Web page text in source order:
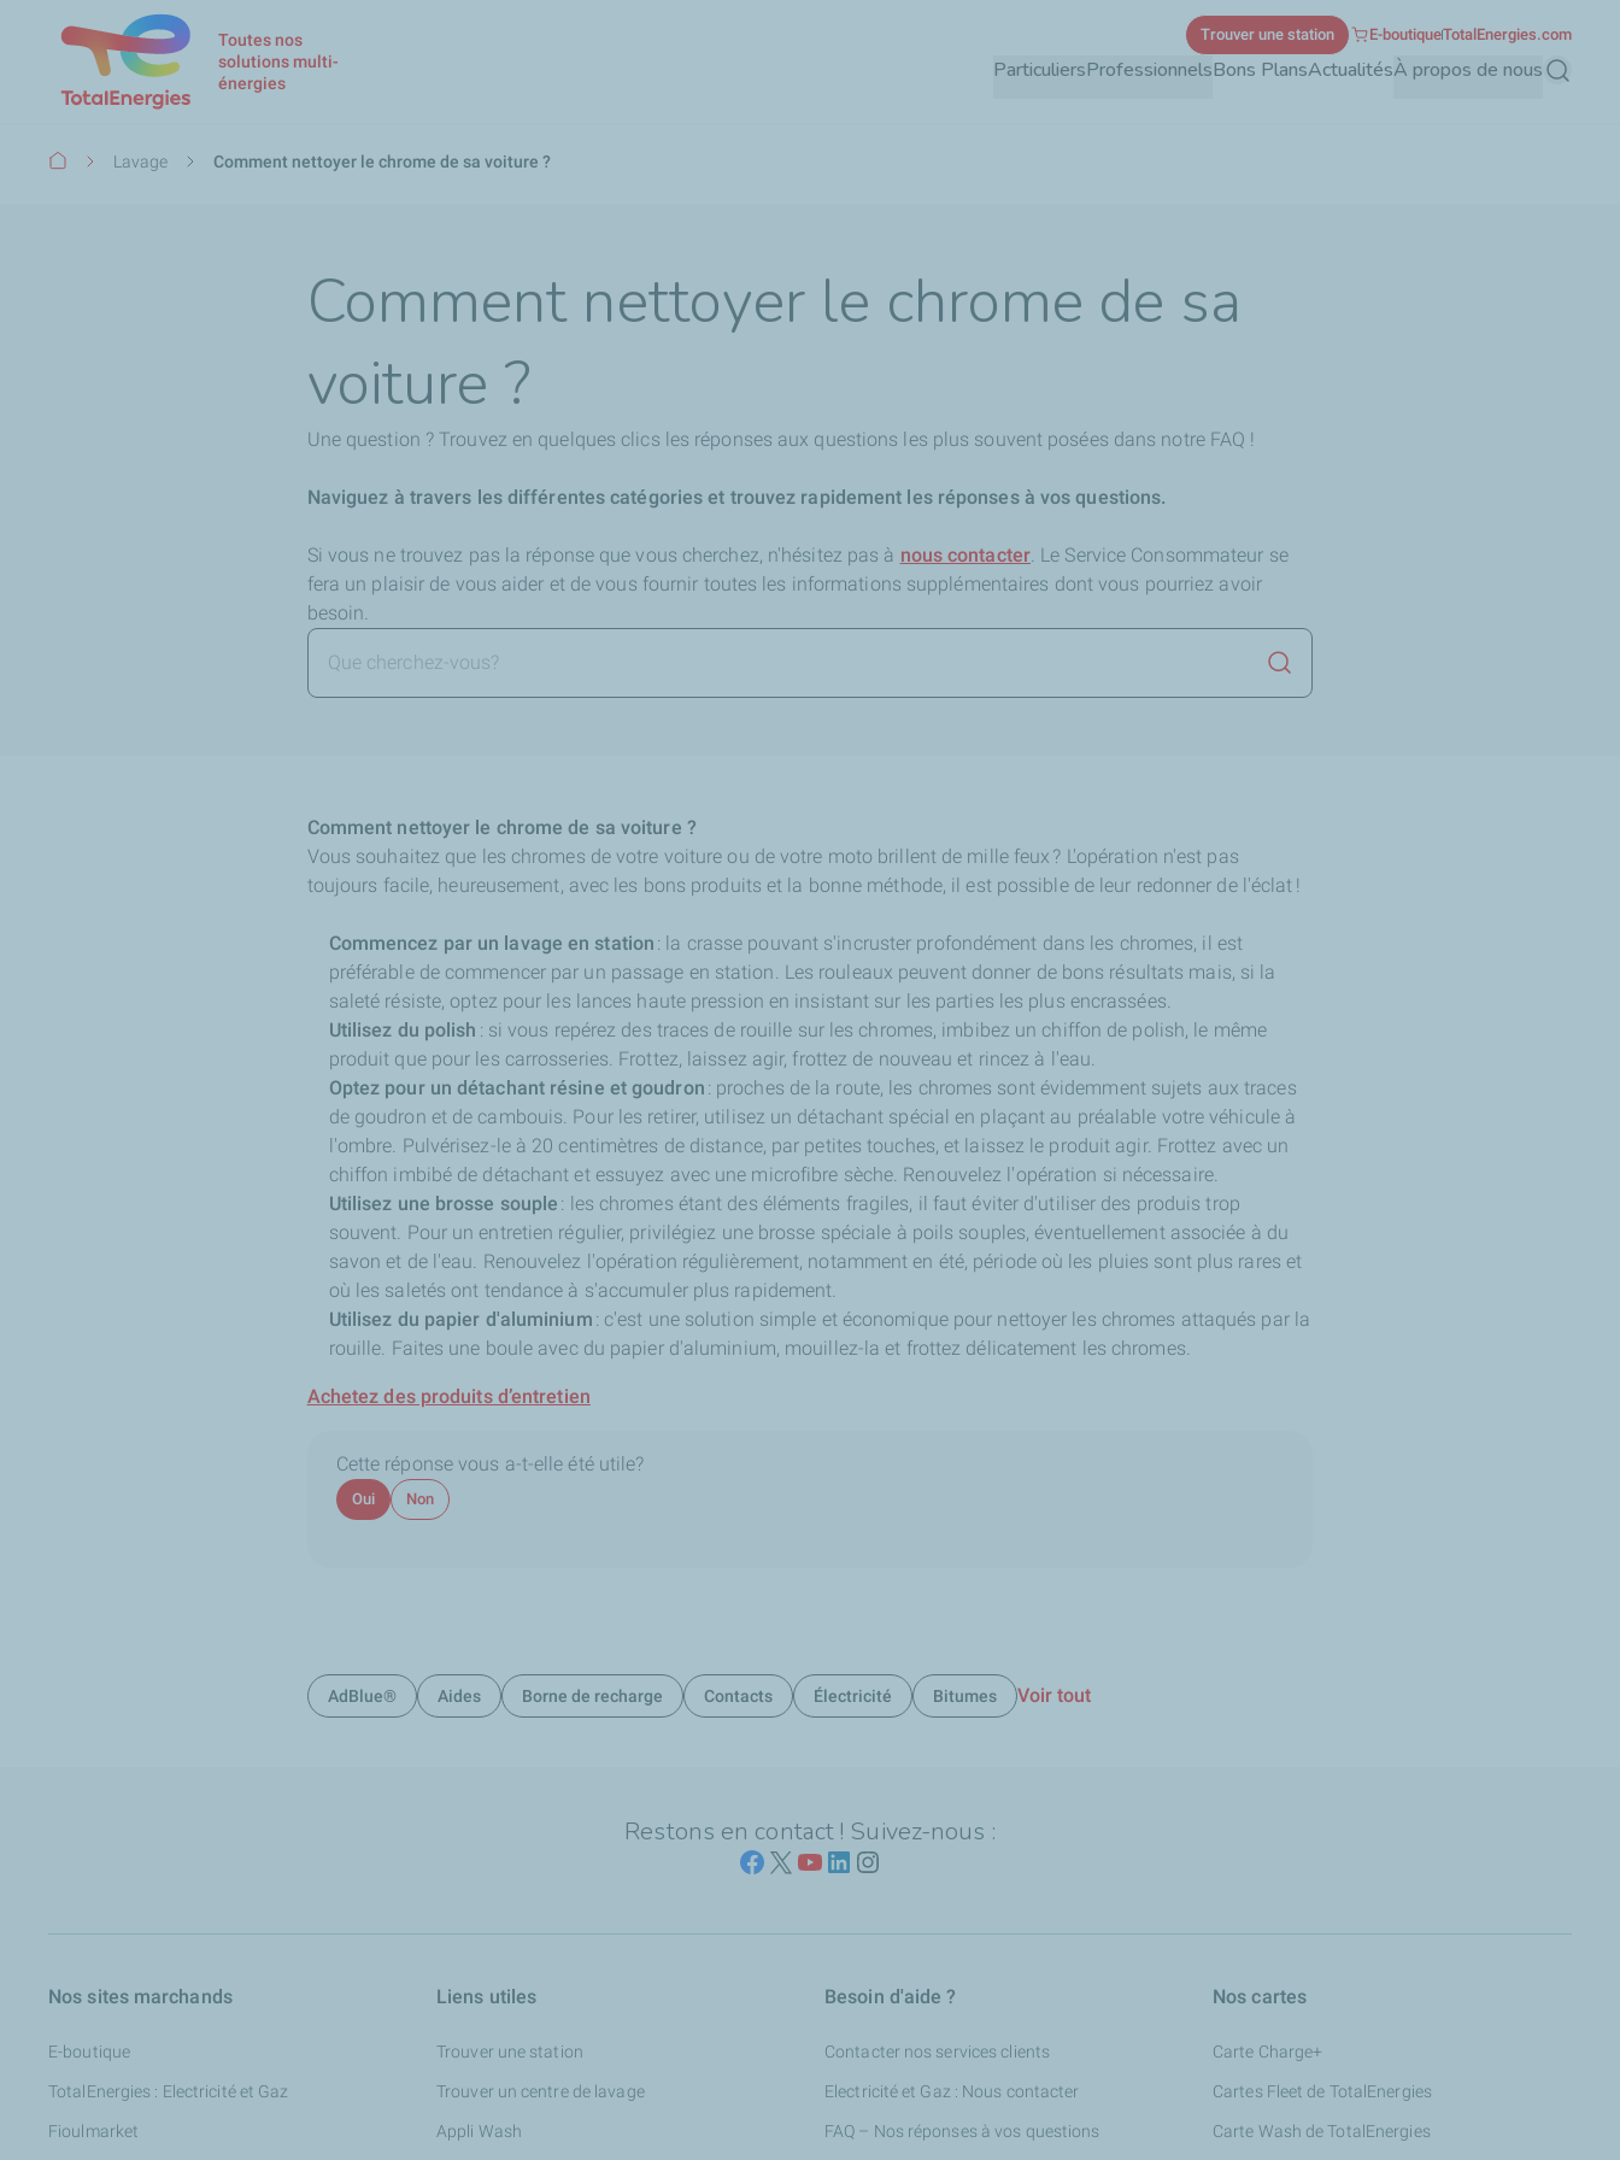
Toutes nos
solutions multi-
énergies
ParticuliersProfessionnelsBons PlansActualitésÀ propos de nous
Trouver une station E-boutiqueTotalEnergies.com
Fil
Lavage Comment nettoyer le chrome de sa voiture ?
Comment nettoyer le chrome de sa
voiture ?
Une question ? Trouvez en quelques clics les réponses aux questions les plus souvent posées dans notre FAQ !
Naviguez à travers les différentes catégories et trouvez rapidement les réponses à vos questions.
Si vous ne trouvez pas la réponse que vous cherchez, n'hésitez pas à nous contacter. Le Service Consommateur se
fera un plaisir de vous aider et de vous fournir toutes les informations supplémentaires dont vous pourriez avoir
besoin.
Lancer la recherche
Comment nettoyer le chrome de sa voiture ?
Vous souhaitez que les chromes de votre voiture ou de votre moto brillent de mille feux ? L'opération n'est pas
toujours facile, heureusement, avec les bons produits et la bonne méthode, il est possible de leur redonner de l'éclat !
Commencez par un lavage en station : la crasse pouvant s'incruster profondément dans les chromes, il est
préférable de commencer par un passage en station. Les rouleaux peuvent donner de bons résultats mais, si la
saleté résiste, optez pour les lances haute pression en insistant sur les parties les plus encrassées.
Utilisez du polish : si vous repérez des traces de rouille sur les chromes, imbibez un chiffon de polish, le même
produit que pour les carrosseries. Frottez, laissez agir, frottez de nouveau et rincez à l'eau.
Optez pour un détachant résine et goudron : proches de la route, les chromes sont évidemment sujets aux traces
de goudron et de cambouis. Pour les retirer, utilisez un détachant spécial en plaçant au préalable votre véhicule à
l'ombre. Pulvérisez-le à 20 centimètres de distance, par petites touches, et laissez le produit agir. Frottez avec un
chiffon imbibé de détachant et essuyez avec une microfibre sèche. Renouvelez l'opération si nécessaire.
Utilisez une brosse souple : les chromes étant des éléments fragiles, il faut éviter d'utiliser des produis trop
souvent. Pour un entretien régulier, privilégiez une brosse spéciale à poils souples, éventuellement associée à du
savon et de l'eau. Renouvelez l'opération régulièrement, notamment en été, période où les pluies sont plus rares et
où les saletés ont tendance à s'accumuler plus rapidement.
Utilisez du papier d'aluminium : c'est une solution simple et économique pour nettoyer les chromes attaqués par la
rouille. Faites une boule avec du papier d'aluminium, mouillez-la et frottez délicatement les chromes.
Achetez des produits d’entretien
Cette réponse vous a-t-elle été utile?
Oui Non
AdBlue® Aides Borne de recharge Contacts Électricité Bitumes Voir tout
Restons en contact ! Suivez-nous :
Nos sites marchands
E-boutique
TotalEnergies : Electricité et Gaz
Fioulmarket
Liens utiles
Trouver une station
Trouver un centre de lavage
Appli Wash
Besoin d'aide ?
Contacter nos services clients
Electricité et Gaz : Nous contacter
FAQ – Nos réponses à vos questions
Nos cartes
Carte Charge+
Cartes Fleet de TotalEnergies
Carte Wash de TotalEnergies